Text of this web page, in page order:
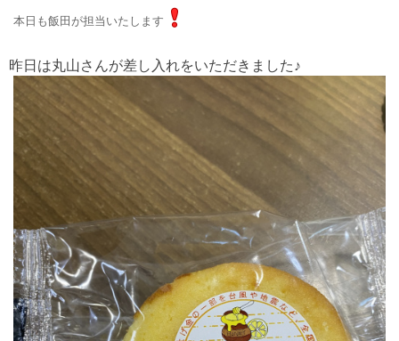
本日も飯田が担当いたします
昨日は丸山さんが差し入れをいただきました♪